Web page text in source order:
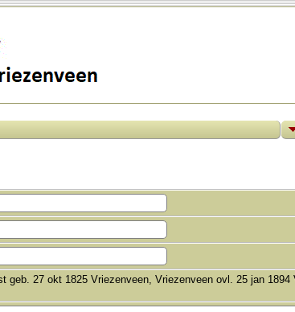
geb. 27 okt 1825 Vriezenveen, Vriezenveen ovl. 25 jan 1894